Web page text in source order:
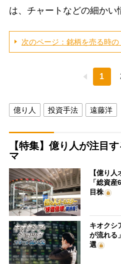
は、チャートなどの細かい
次のページ：銘柄を売る時の
1
億り人 投資手法 遠藤洋
【特集】億り人が注目
マ
【億り
「総資
目株
キオクシ
が流れる
選